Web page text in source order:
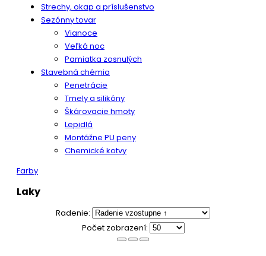
Strechy, okap a príslušenstvo
Sezónny tovar
Vianoce
Veľká noc
Pamiatka zosnulých
Stavebná chémia
Penetrácie
Tmely a silikóny
Škárovacie hmoty
Lepidlá
Montážne PU peny
Chemické kotvy
Farby
Laky
Radenie:
Počet zobrazení: